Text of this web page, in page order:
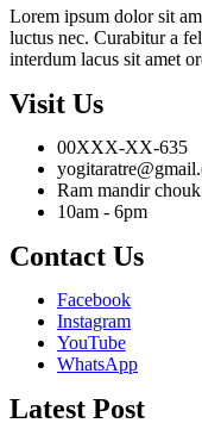
Lorem ipsum dolor sit
luctus nec. Curabitur a
interdum lacus sit amet
Visit Us
00XXX-XX-635
Ram mandir
10am - 6pm
Contact Us
Facebook
Instagram
YouTube
WhatsApp
Latest Post